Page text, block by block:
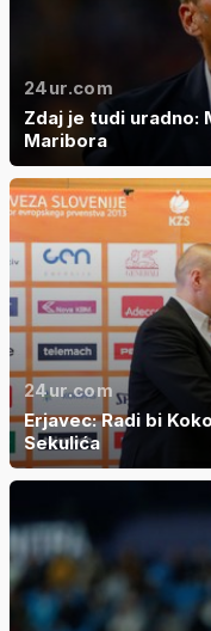
24ur.com
Zdaj je tudi uradno:
Maribora
24ur.com
Erjavec: Radi bi
Sekulića